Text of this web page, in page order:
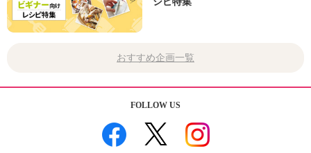
おすすめ企画一覧
FOLLOW US